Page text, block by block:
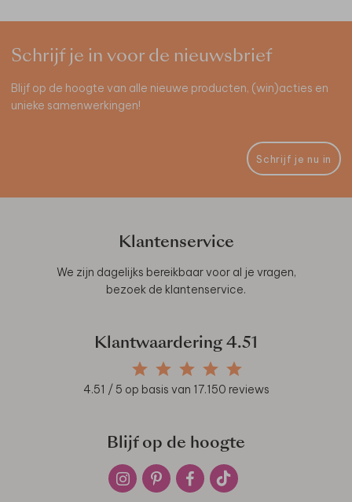
Schrijf je in voor de nieuwsbrief
Blijf op de hoogte van alle nieuwe producten, (win)acties en
unieke samenwerkingen!
Schrijf je nu in
Klantenservice
We zijn dagelijks bereikbaar voor al je vragen,
bezoek de klantenservice.
Klantwaardering 4.51
4.51 / 5 op basis van 17.150 reviews
Blijf op de hoogte